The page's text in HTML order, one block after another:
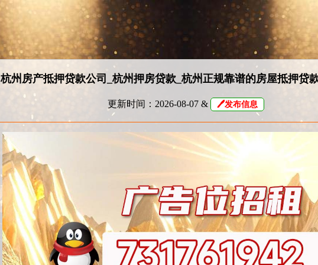
杭州房产抵押贷款公司_杭州押房贷款_杭州正规靠谱的房屋抵押贷
更新时间：2026-08-07 & 🖊发布信息